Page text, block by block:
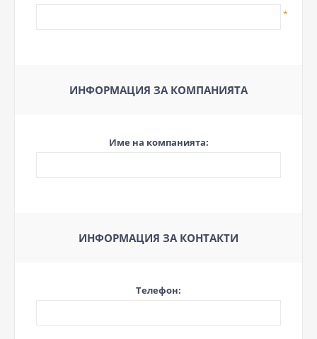
*
ИНФОРМАЦИЯ ЗА КОМПАНИЯТА
Име на компанията:
ИНФОРМАЦИЯ ЗА КОНТАКТИ
Телефон: